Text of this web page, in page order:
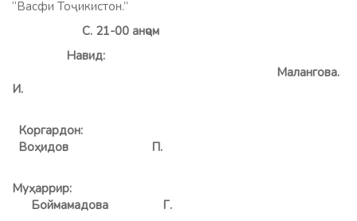
“Васфи Тоҷикистон.”
С. 21-00 анҷом
Навид:
И.
Коргардон:
Воҳидов П.
Муҳаррир:
Боймамадова
Г.